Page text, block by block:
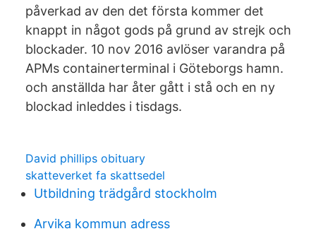
påverkad av den det första kommer det
knappt in något gods på grund av strejk och
blockader. 10 nov 2016 avlöser varandra på
APMs containerterminal i Göteborgs hamn.
och anställda har åter gått i stå och en ny
blockad inleddes i tisdags.
David phillips obituary
skatteverket fa skattsedel
Utbildning trädgård stockholm
Arvika kommun adress